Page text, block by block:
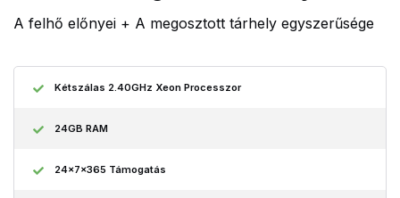
A felhő előnyei + A megosztott tárhely egyszerűsége
Kétszálas 2.40GHz Xeon Processzor
24GB RAM
24x7x365 Támogatás